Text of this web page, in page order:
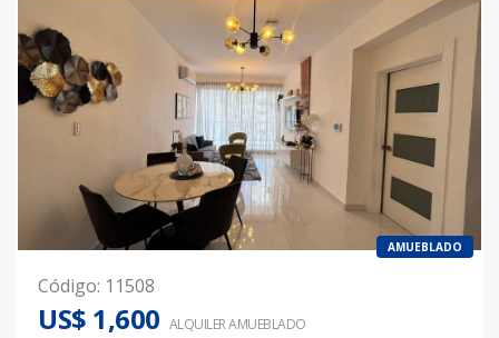
AMUEBLADO
Código: 11508
US$ 1,600 ALQUILERAMUEBLADO